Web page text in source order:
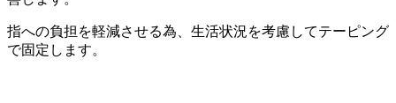
指への負担を軽減させる為、生活状況を考慮してテーピング
で固定します。